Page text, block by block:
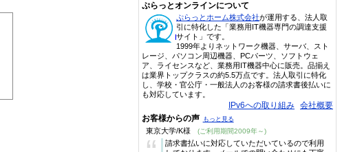
ぷらっとオンラインについて
ぷらっとホーム株式会社が運用する、法人取
引に特化した「業務用IT機器専門の調達支援
サイト」です。
1999年よりネットワーク機器、サーバ、スト
レージ、パソコン周辺機器、PCパーツ、ソフトウェ
ア、ライセンスなど、業務用IT機器中心に販売。品揃え
は業界トップクラスの約5.5万点です。法人取引に特化
し、学校・官公庁・一般法人のお客様の請求書後払いに
も対応しています。
IPv6への取り組み 会社概要
お客様からの声 もっと見る
東京大学/K様 (ご利用期間2009年～)
請求書払いに対応していただいているので利用